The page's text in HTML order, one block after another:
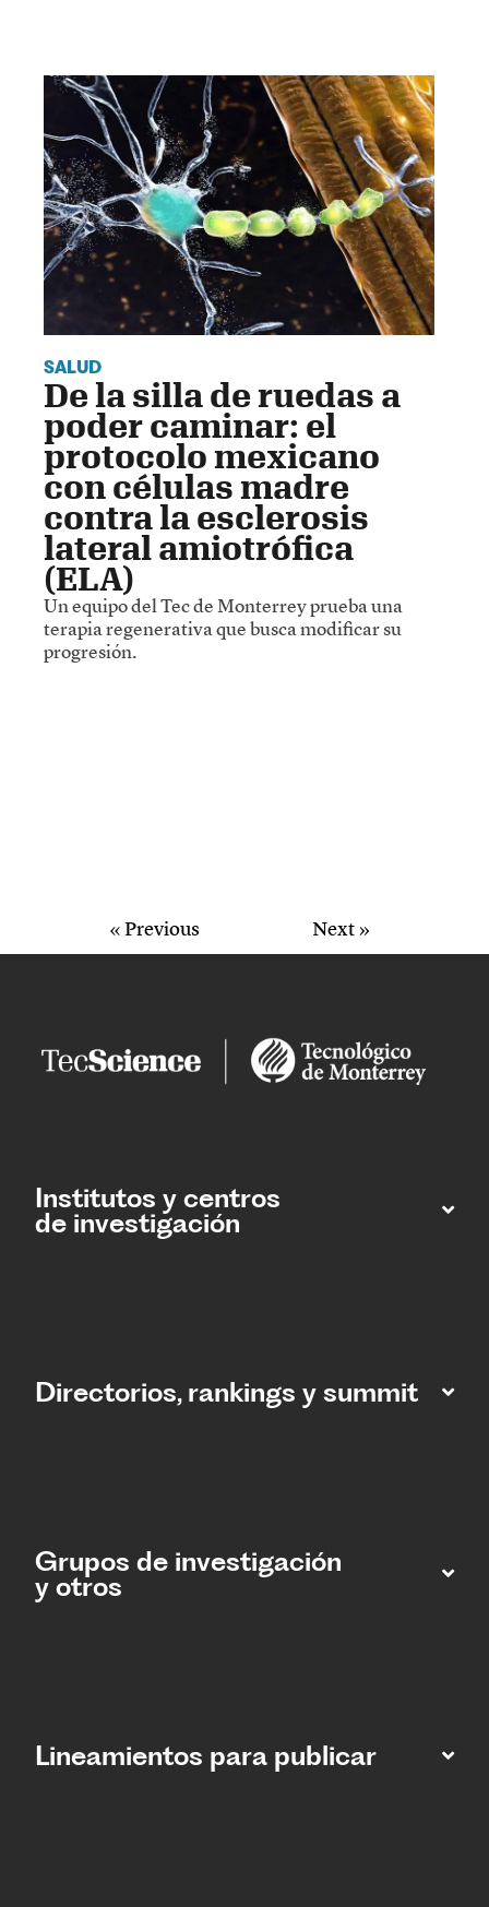
SALUD
De la silla de ruedas a
poder caminar: el
protocolo mexicano
con células madre
contra la esclerosis
lateral amiotrófica
(ELA)
Un equipo del Tec de Monterrey prueba una
terapia regenerativa que busca modificar su
progresión.
« Previous Next »
Institutos y centros
de investigación
Directorios, rankings y summit
Grupos de investigación
y otros
Lineamientos para publicar